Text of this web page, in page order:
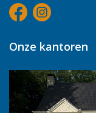
Onze kantoren